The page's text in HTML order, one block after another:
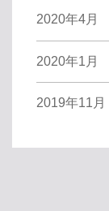
2020年4月
2020年1月
2019年11月